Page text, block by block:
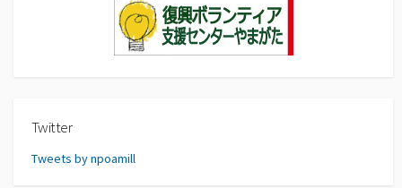
Twitter
Tweets by npoamill